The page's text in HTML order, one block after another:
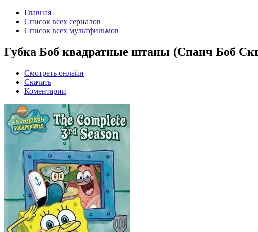
Главная
Список всех сериалов
Список всех мультфильмов
Губка Боб квадратные штаны (Спанч Боб
Смотреть онлайн
Скачать
Коментарии